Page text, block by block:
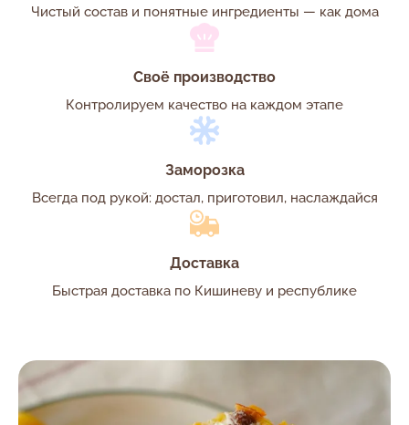
Чистый состав и понятные ингредиенты — как дома
Своё производство
Контролируем качество на каждом этапе
Заморозка
Всегда под рукой: достал, приготовил, наслаждайся
Доставка
Быстрая доставка по Кишиневу и республике